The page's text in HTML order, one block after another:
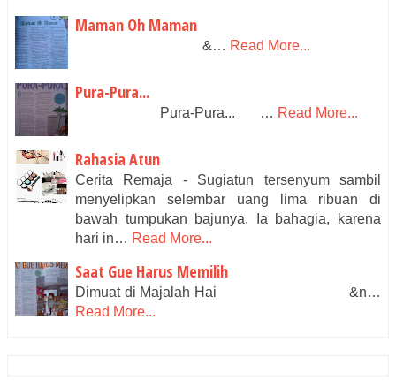
Maman Oh Maman
&… Read More...
Pura-Pura...
Pura-Pura... … Read More...
Rahasia Atun
Cerita Remaja - Sugiatun tersenyum sambil
menyelipkan selembar uang lima ribuan di
bawah tumpukan bajunya. Ia bahagia, karena
hari in… Read More...
Saat Gue Harus Memilih
Dimuat di Majalah Hai &n…
Read More...